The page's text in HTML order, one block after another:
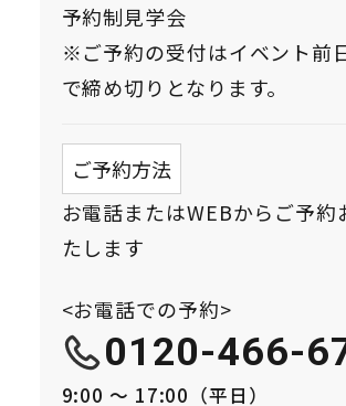
予約制見学会
※ご予約の受付はイベント前
で締め切りとなります。
ご予約方法
お電話またはWEBからご予約
たします
<お電話での予約>
0120-466-
9:00 〜 17:00（平日）